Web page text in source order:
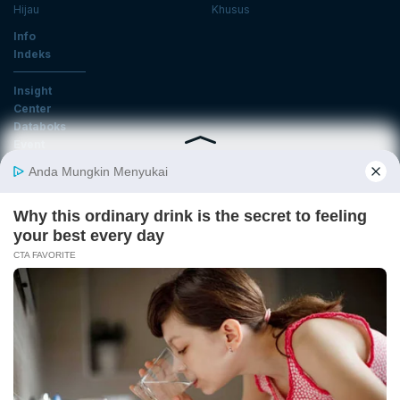
Hijau
Khusus
Info
Indeks
Insight
Center
Databoks
Langganan Newsletter
Email
Ikuti Kami
Advertising Karier
Pedoman Media Siber
Kebijakan Privasi
Disclaimer
Hubungi Kami